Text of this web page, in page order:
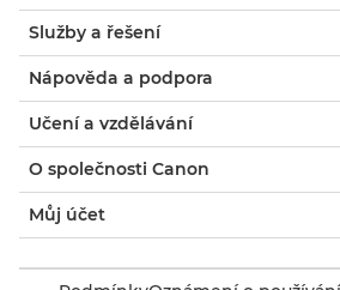
Služby a řešení
Nápověda a podpora
Učení a vzdělávání
O společnosti Canon
Můj účet